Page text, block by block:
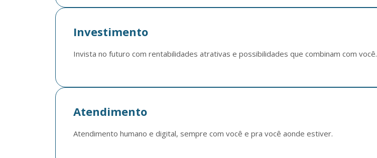
Investimento
Invista no futuro com rentabilidades atrativas e possibilidades que combinam com você.
Atendimento
Atendimento humano e digital, sempre com você e pra você aonde estiver.